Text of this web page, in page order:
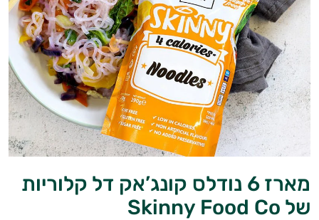
מארז 6 נודלס קונג’אק דל קלוריות
של Skinny Food Co